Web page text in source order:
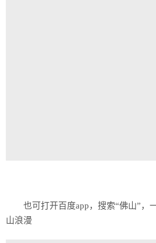
也可打开百度app，搜索“佛山”，
山浪漫